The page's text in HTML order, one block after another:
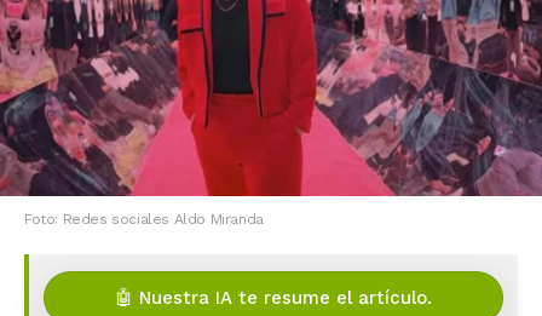
Foto: Redes sociales Aldo Miranda
🤖 Nuestra IA te resume el artículo.